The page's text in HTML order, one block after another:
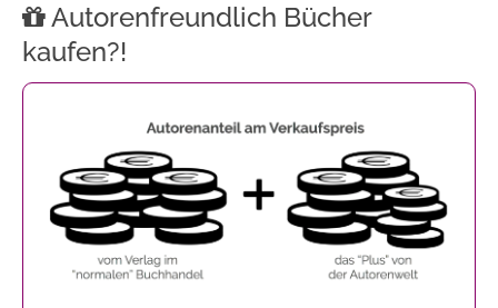
Autorenfreundlich Bücher
kaufen?!